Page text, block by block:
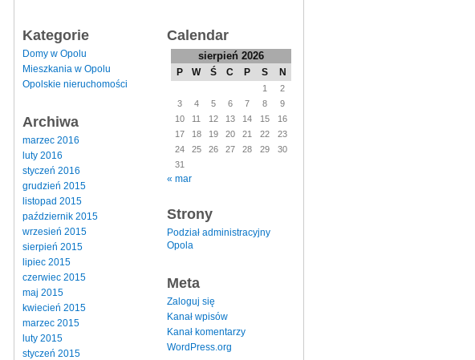
Kategorie
Domy w Opolu
Mieszkania w Opolu
Opolskie nieruchomości
Archiwa
marzec 2016
luty 2016
styczeń 2016
grudzień 2015
listopad 2015
październik 2015
wrzesień 2015
sierpień 2015
lipiec 2015
czerwiec 2015
maj 2015
kwiecień 2015
marzec 2015
luty 2015
styczeń 2015
Calendar
sierpień 2026
P W Ś C P S N
1
2
3
4 5 6 7 8
9
10
11 12 13 14 15
16
17
18 19 20 21 22
23
24
25 26 27 28 29
30
31
« mar
Strony
Podział administracyjny
Opola
Meta
Zaloguj się
Kanał wpisów
Kanał komentarzy
WordPress.org